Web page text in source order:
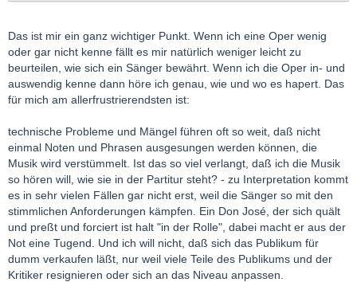
Das ist mir ein ganz wichtiger Punkt. Wenn ich eine Oper wenig
oder gar nicht kenne fällt es mir natürlich weniger leicht zu
beurteilen, wie sich ein Sänger bewährt. Wenn ich die Oper in- und
auswendig kenne dann höre ich genau, wie und wo es hapert. Das
für mich am allerfrustrierendsten ist:
technische Probleme und Mängel führen oft so weit, daß nicht
einmal Noten und Phrasen ausgesungen werden können, die
Musik wird verstümmelt. Ist das so viel verlangt, daß ich die Musik
so hören will, wie sie in der Partitur steht? - zu Interpretation kommt
es in sehr vielen Fällen gar nicht erst, weil die Sänger so mit den
stimmlichen Anforderungen kämpfen. Ein Don José, der sich quält
und preßt und forciert ist halt "in der Rolle", dabei macht er aus der
Not eine Tugend. Und ich will nicht, daß sich das Publikum für
dumm verkaufen läßt, nur weil viele Teile des Publikums und der
Kritiker resignieren oder sich an das Niveau anpassen.